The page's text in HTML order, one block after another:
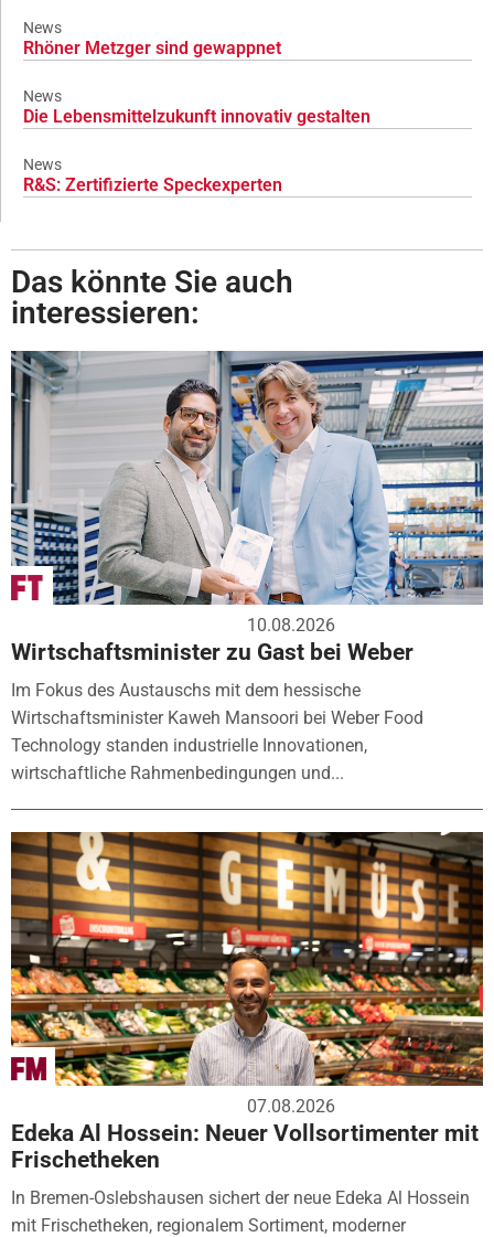
News
Rhöner Metzger sind gewappnet
News
Die Lebensmittelzukunft innovativ gestalten
News
R&S: Zertifizierte Speckexperten
Das könnte Sie auch
interessieren:
10.08.2026
Wirtschaftsminister zu Gast bei Weber
Im Fokus des Austauschs mit dem hessische
Wirtschaftsminister Kaweh Mansoori bei Weber Food
Technology standen industrielle Innovationen,
wirtschaftliche Rahmenbedingungen und...
07.08.2026
Edeka Al Hossein: Neuer Vollsortimenter mit
Frischetheken
In Bremen-Oslebshausen sichert der neue Edeka Al Hossein
mit Frischetheken, regionalem Sortiment, moderner